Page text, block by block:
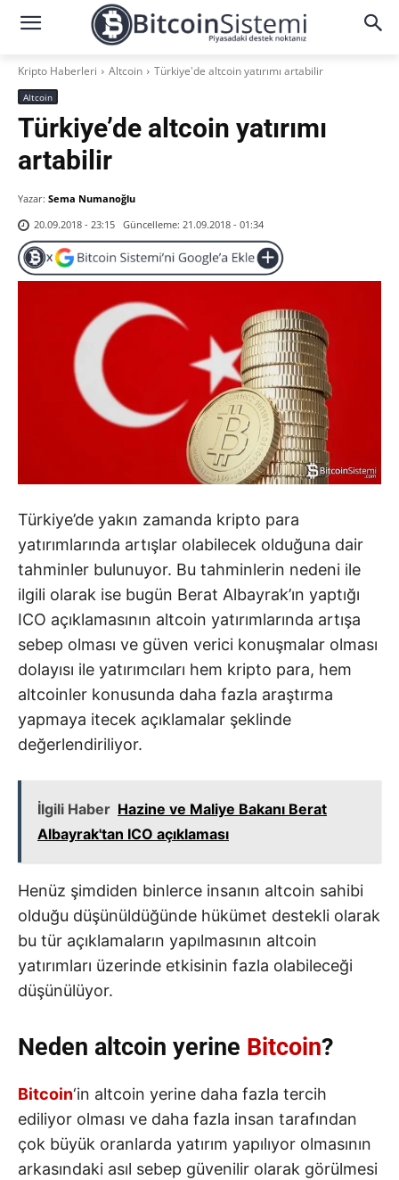
Kripto Haberleri Altcoin Türkiye'de altcoin yatırımı artabilir
Altcoin
Türkiye’de altcoin yatırımı
artabilir
Yazar: Sema Numanoğlu
20.09.2018 - 23:15 Güncelleme: 21.09.2018 - 01:34
Türkiye’de yakın zamanda kripto para
yatırımlarında artışlar olabilecek olduğuna dair
tahminler bulunuyor. Bu tahminlerin nedeni ile
ilgili olarak ise bugün Berat Albayrak’ın yaptığı
ICO açıklamasının altcoin yatırımlarında artışa
sebep olması ve güven verici konuşmalar olması
dolayısı ile yatırımcıları hem kripto para, hem
altcoinler konusunda daha fazla araştırma
yapmaya itecek açıklamalar şeklinde
değerlendiriliyor.
İlgili Haber Hazine ve Maliye Bakanı Berat
Albayrak'tan ICO açıklaması
Henüz şimdiden binlerce insanın altcoin sahibi
olduğu düşünüldüğünde hükümet destekli olarak
bu tür açıklamaların yapılmasının altcoin
yatırımları üzerinde etkisinin fazla olabileceği
düşünülüyor.
Neden altcoin yerine Bitcoin?
Bitcoin‘in altcoin yerine daha fazla tercih
ediliyor olması ve daha fazla insan tarafından
çok büyük oranlarda yatırım yapılıyor olmasının
arkasındaki asıl sebep güvenilir olarak görülmesi